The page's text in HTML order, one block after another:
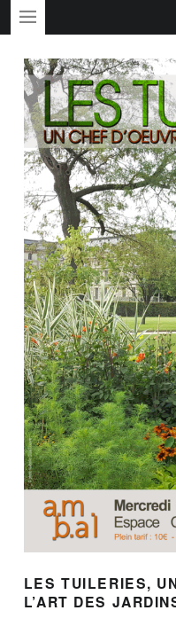
LES TUILERIES,
L’ART DES